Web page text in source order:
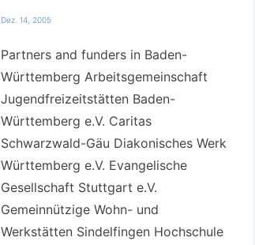
Dez. 14, 2005
Partners and funders in Baden-
Württemberg Arbeitsgemeinschaft
Jugendfreizeitstätten Baden-
Württemberg e.V. Caritas
Schwarzwald-Gäu Diakonisches Werk
Württemberg e.V. Evangelische
Gesellschaft Stuttgart e.V.
Gemeinnützige Wohn- und
Werkstätten Sindelfingen Hochschule